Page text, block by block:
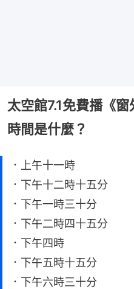
太空館7.1免費播《窗
時間是什麼？
．上午十一時
．下午十二時十五分
．下午一時三十分
．下午二時四十五分
．下午四時
．下午五時十五分
．下午六時三十分